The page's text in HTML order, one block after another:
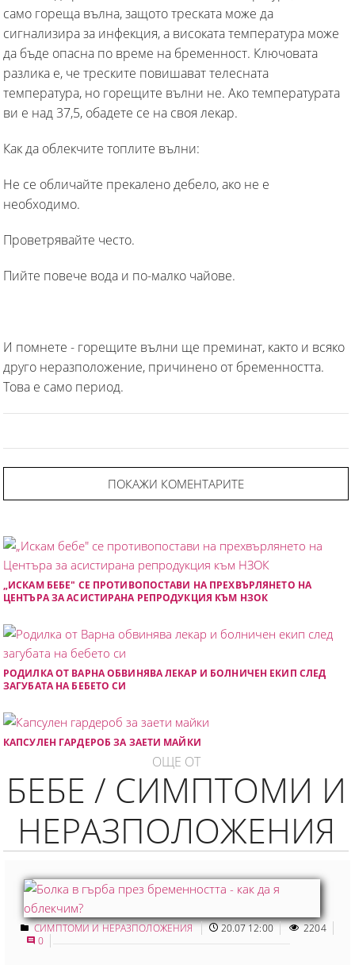
само гореща вълна, защото треската може да
сигнализира за инфекция, а високата температура може
да бъде опасна по време на бременност. Ключовата
разлика е, че треските повишават телесната
температура, но горещите вълни не. Ако температурата
ви е над 37,5, обадете се на своя лекар.
Как да облекчите топлите вълни:
Не се обличайте прекалено дебело, ако не е
необходимо.
Проветрявайте често.
Пийте повече вода и по-малко чайове.
И помнете - горещите вълни ще преминат, както и всяко
друго неразположение, причинено от бременността.
Това е само период.
ПОКАЖИ КОМЕНТАРИТЕ
„ИСКАМ БЕБЕ" СЕ ПРОТИВОПОСТАВИ НА ПРЕХВЪРЛЯНЕТО НА
ЦЕНТЪРА ЗА АСИСТИРАНА РЕПРОДУКЦИЯ КЪМ НЗОК
РОДИЛКА ОТ ВАРНА ОБВИНЯВА ЛЕКАР И БОЛНИЧЕН ЕКИП СЛЕД
ЗАГУБАТА НА БЕБЕТО СИ
КАПСУЛЕН ГАРДЕРОБ ЗА ЗАЕТИ МАЙКИ
ОЩЕ ОТ
БЕБЕ / СИМПТОМИ И
НЕРАЗПОЛОЖЕНИЯ
СИМПТОМИ И НЕРАЗПОЛОЖЕНИЯ 20.07 12:00
2204
0